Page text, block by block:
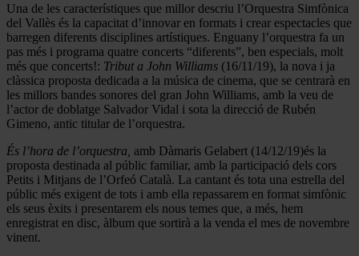
Una de les característiques que millor descriu l’Orquestra Simfònica
del Vallès és la capacitat d’innovar en formats i crear espectacles que
barregen diferents disciplines artístiques. Enguany l’orquestra fa un
pas més i programa quatre concerts “diferents”, ben especials, molt
més que concerts!: Tribut a John Williams (16/11/19), la nova i ja
clàssica proposta dedicada a la música de cinema, que se centrarà en
les millors bandes sonores del gran John Williams, amb la veu de
l’actor de doblatge Salvador Vidal i sota la direcció de Rubén
Gimeno, antic titular de l’orquestra.
És l’hora de l’orquestra, amb Dàmaris Gelabert (14/12/19)és la
proposta destinada al públic familiar, amb la participació dels cors
Petits i Mitjans de l’Orfeó Català. La cantant és tota una estrella del
públic més exigent de tots i amb ella repassarem en format simfònic
els seus èxits i presentarem els nous temes que, a més, hem
enregistrat en disc, àlbum que sortirà a la venda el mes de novembre
vinent.